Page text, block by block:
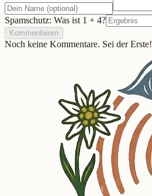
Spamschutz: Was ist 1 + 4?
Kommentieren
Noch keine Kommentare. Sei der Erste!